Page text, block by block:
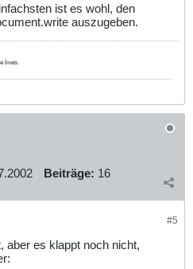
ist es wohl, den
auszugeben.
lives.
Beiträge: 16
#5
aber es klappt noch nicht,